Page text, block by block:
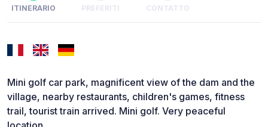
ITINERARIO PREFERITI CONTATTO
Mini golf car park, magnificent view of the dam and the
village, nearby restaurants, children's games, fitness
trail, tourist train arrived. Mini golf. Very peaceful